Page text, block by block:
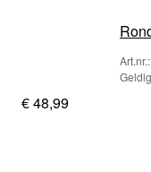
€ 48,99